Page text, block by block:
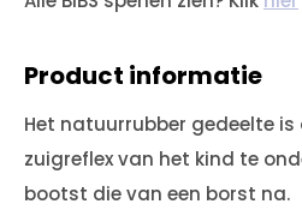
Product informatie
Het natuurrubber gedeelte
zuigreflex van het kind te
bootst die van een borst na.